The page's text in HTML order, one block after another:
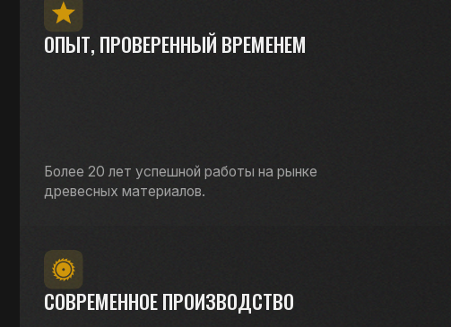
СОВРЕМЕННОЕ ПРОИЗВОДСТВО
для точности и стабильности результата.